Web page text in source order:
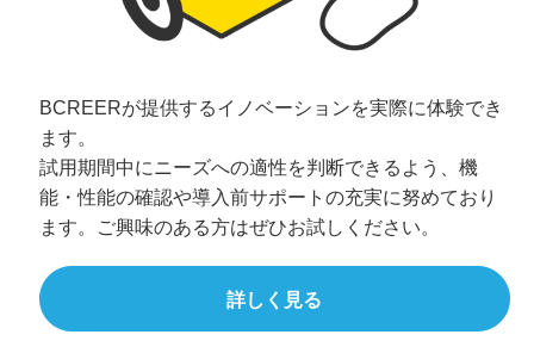
BCREERが提供するイノベーションを実際に体験でき
ます。
試用期間中にニーズへの適性を判断できるよう、機
能・性能の確認や導入前サポートの充実に努めており
ます。ご興味のある方はぜひお試しください。
詳しく見る